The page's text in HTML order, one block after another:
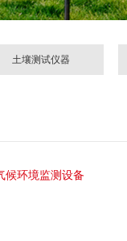
土壤测试仪器
候环境监测设备